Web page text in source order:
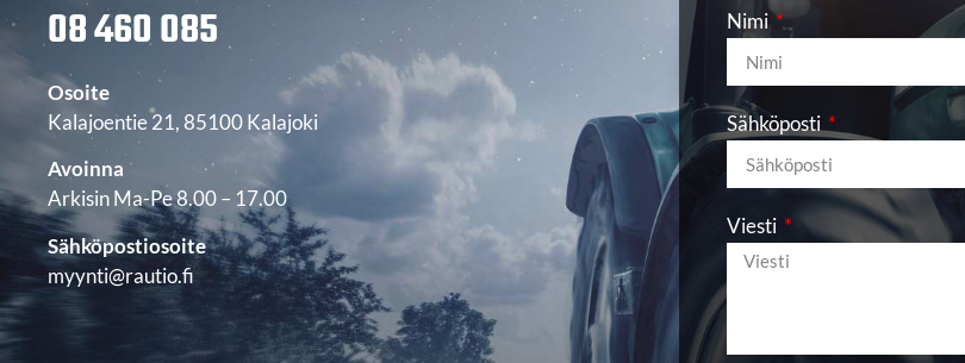
08 460 085
Osoite
Kalajoentie 21, 85100 Kalajoki
Avoinna
Arkisin Ma-Pe 8.00 – 17.00
Sähköpostiosoite
myynti@rautio.fi
Nimi
Sähköposti
Viesti